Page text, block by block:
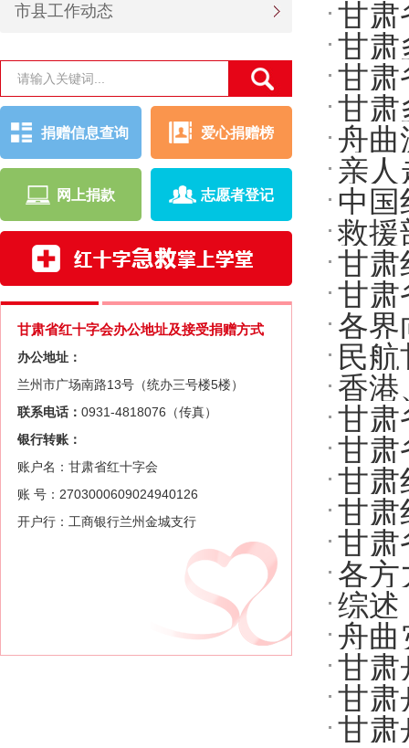
市县工作动态
捐赠信息查询 爱心捐赠榜
网上捐款 志愿者登记
甘肃省红十字会办公地址及接受捐赠方式
办公地址：
兰州市广场南路13号（统办三号楼5楼）
联系电话： 0931-4818076（传真）
银行转账：
账户名：甘肃省红十字会
账 号：2703000609024940126
开户行：工商银行兰州金城支行
甘肃
水灾
甘肃
献爱
甘肃
甘肃
心
舟曲
亲
十字
中国
救援
甘肃
甘肃
各界
民
香港
甘肃
甘肃
甘肃
甘肃
甘肃
各方
综述
舟曲
甘肃
甘肃
甘肃